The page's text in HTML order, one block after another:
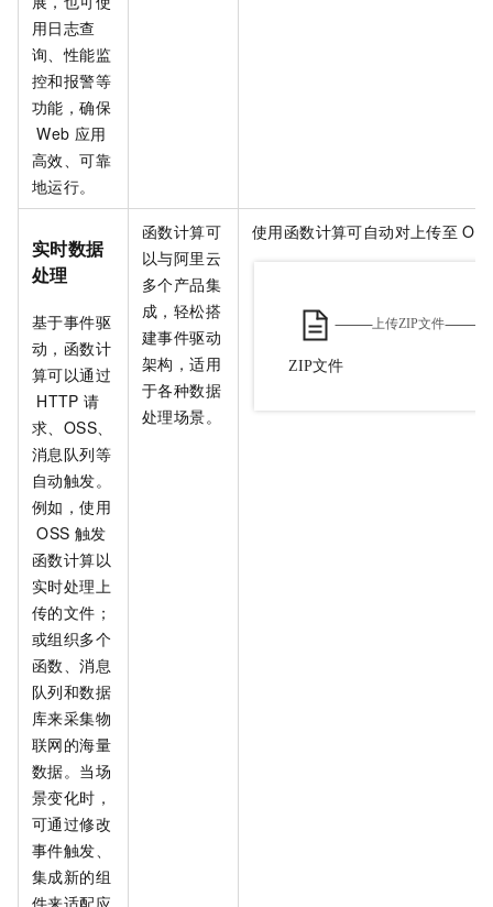
用日志查
询、性能监
控和报警等
功能，确保
Web 应用
高效、可靠
地运行。
实时数据
处理
基于事件驱
动， 函数计
算可以通过
HTTP 请
求、OSS、
消息队列等
自动触发。
例如，使用
OSS 触发
函数计算以
实时处理上
传的文件；
或组织多个
函数、消息
队列和数据
库来采集物
联网的海量
数据。当场
景变化时，
可通过修改
事件触发、
集成新的组
函数计算可
以与阿里云
多个产品集
成，轻松搭
建事件驱动
架构，适用
于各种数据
处理场景。
使用函数计算可自动对上传至